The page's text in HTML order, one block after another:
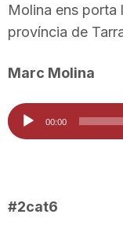
n
Molina ens porta
província de
Marc Molina
Reproductor
d'àudio
00:00
#2cat6